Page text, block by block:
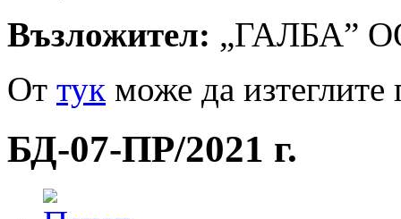
Възложител: „ГАЛБА”
От тук може да
БД-07-ПР/2021 г.